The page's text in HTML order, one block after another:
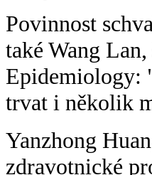
Povinnost
také Wang
Epidemiology:
trvat i několik
Yanzhong
zdravotnické